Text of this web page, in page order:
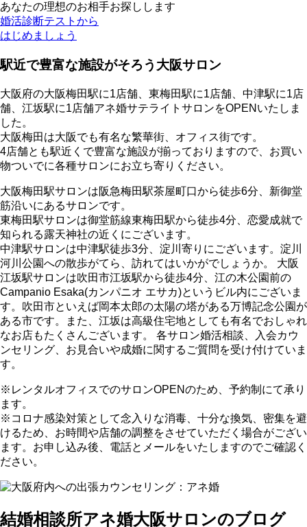
あなたの理想のお相手お探しします
婚活診断テストから
はじめましょう
駅近で豊富な施設がそろう大阪サロン
大阪府の大阪梅田駅に1店舗、東梅田駅に1店舗、中津駅に1店
舗、江坂駅に1店舗アネ婚サテライトサロンをOPENいたしま
した。
大阪梅田は大阪でも有名な繁華街、オフィス街です。
4店舗とも駅近くで豊富な施設が揃っておりますので、お買い
物ついでに各種サロンにお立ち寄りください。
大阪梅田駅サロンは阪急梅田駅茶屋町口から徒歩6分、新御堂
筋沿いにあるサロンです。
東梅田駅サロンは御堂筋線東梅田駅から徒歩4分、恋愛成就で
知られる露天神社の近くにございます。
中津駅サロンは中津駅徒歩3分、淀川寄りにございます。淀川
河川公園への散歩がてら、訪れてはいかがでしょうか。 大阪
江坂駅サロンは吹田市江坂駅から徒歩4分、江の木公園前の
Campanio Esaka(カンパニオ エサカ)というビル内にございま
す。吹田市といえば岡本太郎の太陽の塔がある万博記念公園が
ある市です。また、江坂は高級住宅地としても有名でおしゃれ
なお店もたくさんございます。 各サロン婚活相談、入会カウ
ンセリング、お見合いや成婚に関するご質問を受け付けていま
す。
※レンタルオフィスでのサロンOPENのため、予約制にて承り
ます。
※コロナ感染対策として念入りな消毒、十分な換気、密集を避
けるため、お時間や店舗の調整をさせていただく場合がござい
ます。お申し込み後、電話とメールをいたしますのでご確認く
ださい。
結婚相談所アネ婚大阪サロンのブログ